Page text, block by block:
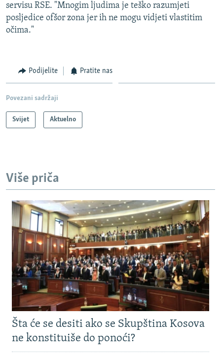
servisu RSE. "Mnogim ljudima je teško razumjeti
posljedice ofšor zona jer ih ne mogu vidjeti vlastitim
očima."
Podijelite Pratite nas
Povezani sadržaji
Svijet Aktuelno
Više priča
Šta će se desiti ako se Skupština Kosova
ne konstituiše do ponoći?